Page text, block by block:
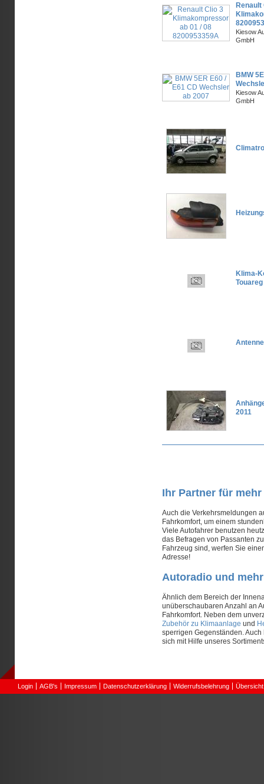
Renault
Kiesow
GmbH
BMW
Kiesow
GmbH
Klima-
2011
Ihr Partner für
Auch die Verkehrsmeldungen
Fahrkomfort, um einem
Viele Autofahrer benutzen
das Befragen von Passanten
Fahrzeug sind, werfen Sie
Adresse!
Autoradio und
Ähnlich dem Bereich der
unüberschaubaren Anzahl an
Fahrkomfort. Neben dem
Zubehör zu Klimaanlage und
sperrigen Gegenständen.
sich mit Hilfe unseres
Login AGB's Impressum Datenschutzerklärung Widerrufsbelehrung